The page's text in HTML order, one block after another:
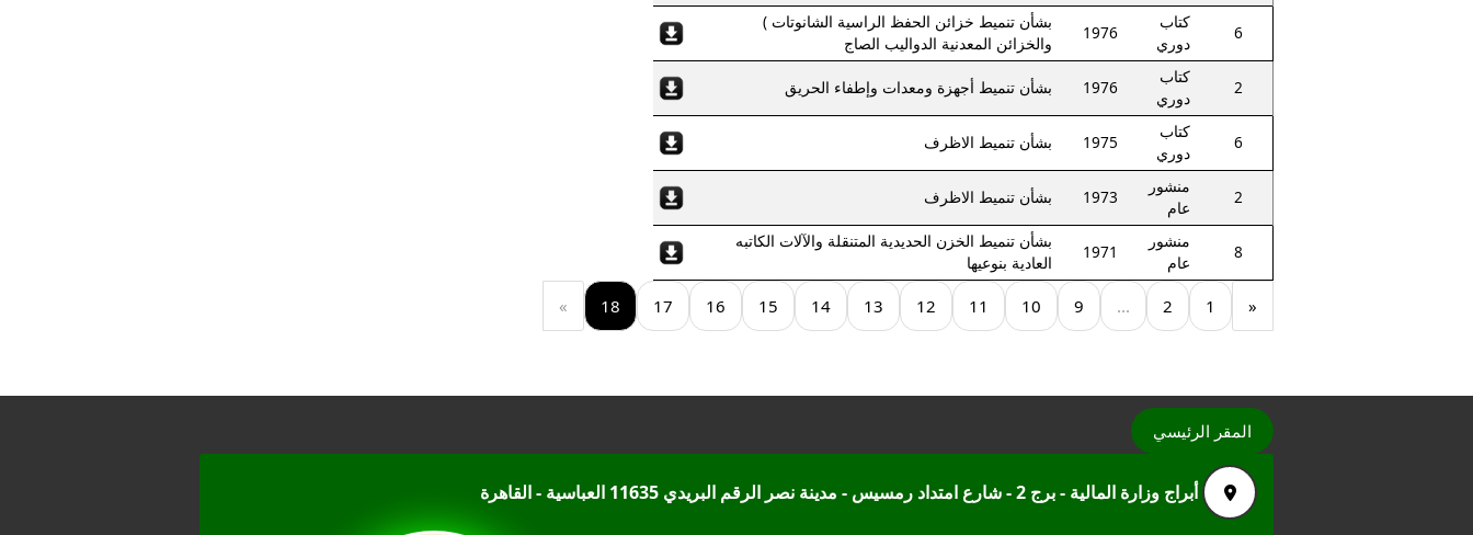
6
كتاب
دوري
1976
بشأن تنميط خزائن الحفظ الراسية الشانوتات )
والخزائن المعدنية الدواليب الصاج
2
كتاب
دوري
1976 بشأن تنميط أجهزة ومعدات وإطفاء الحريق
6
كتاب
دوري
1975 بشأن تنميط الاظرف
2
منشور
عام
1973 بشأن تنميط الاظرف
8
منشور
عام
1971
بشأن تنميط الخزن الحديدية المتنقلة والآلات الكاتبه
العادية بنوعيها
«
1
2
...
9
10
11
12
13
14
15
16
17
18
»
المقر الرئيسي
أبراج وزارة المالية - برج 2 - شارع امتداد رمسيس - مدينة نصر الرقم البريدي 11635 العباسية - القاهرة